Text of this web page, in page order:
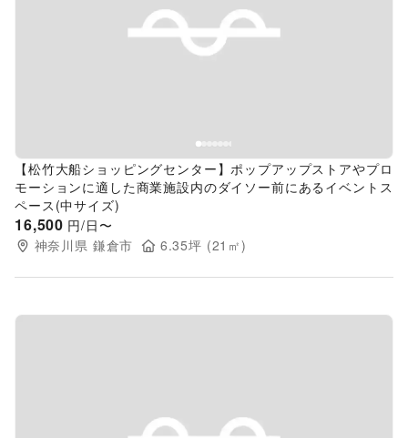
Previous slide
【松竹大船ショッピングセンター】ポップアップストアやプロ
モーションに適した商業施設内のダイソー前にあるイベントス
ペース(中サイズ)
16,500 円/日〜
神奈川県 鎌倉市 6.35坪 (21 ㎡)